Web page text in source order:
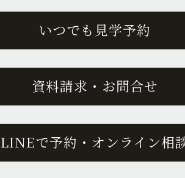
いつでも見学予約
資料請求・お問合せ
LINEで予約・オンライン相